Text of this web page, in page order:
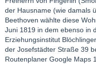
der Hausname (wie damals
Beethoven wählte diese
Juni 1819 in dem ebenso in
Erziehungsinstitut
der Josefstädter Straße 39
Routenplaner Google Maps